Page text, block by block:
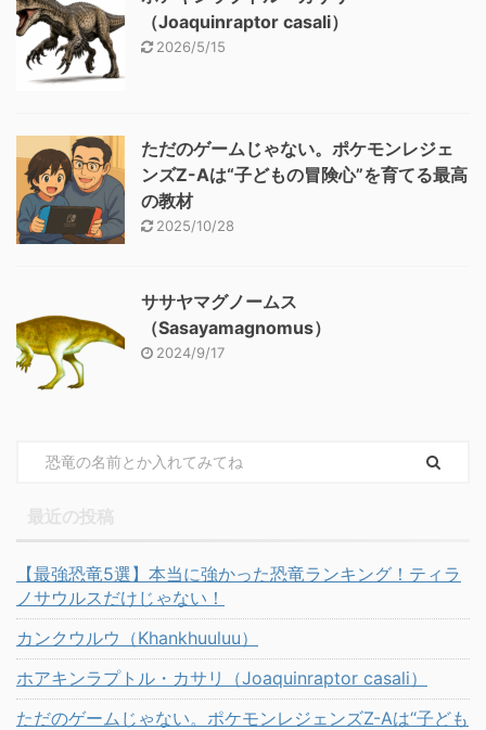
（Joaquinraptor casali）
2026/5/15
ただのゲームじゃない。ポケモンレジェ
ンズZ-Aは“子どもの冒険心”を育てる最高
の教材
2025/10/28
ササヤマグノームス
（Sasayamagnomus）
2024/9/17
【最強恐竜5選】本当に強かった恐竜ランキング！ティラ
ノサウルスだけじゃない！
カンクウルウ（Khankhuuluu）
ホアキンラプトル・カサリ（Joaquinraptor casali）
ただのゲームじゃない。ポケモンレジェンズZ-Aは“子ども